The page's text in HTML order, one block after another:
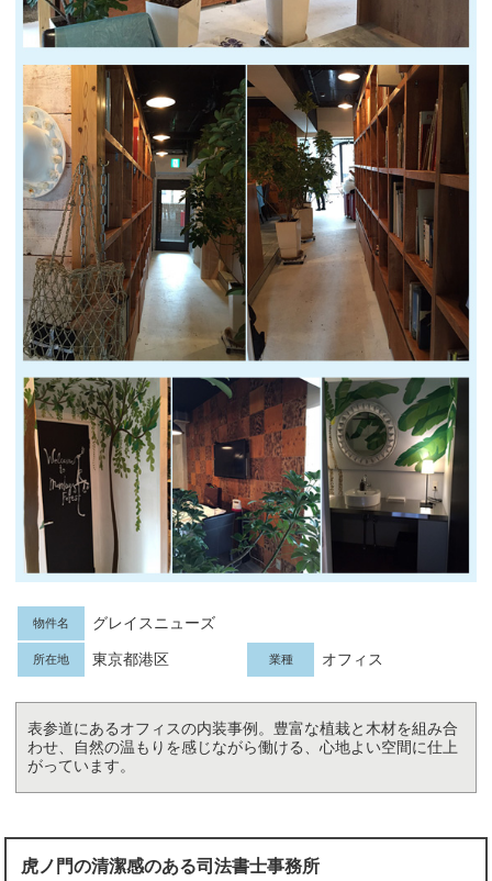
物件名 グレイスニューズ
所在地 東京都港区 業種 オフィス
表参道にあるオフィスの内装事例。豊富な植栽と木材を組み合
わせ、自然の温もりを感じながら働ける、心地よい空間に仕上
がっています。
虎ノ門の清潔感のある司法書士事務所